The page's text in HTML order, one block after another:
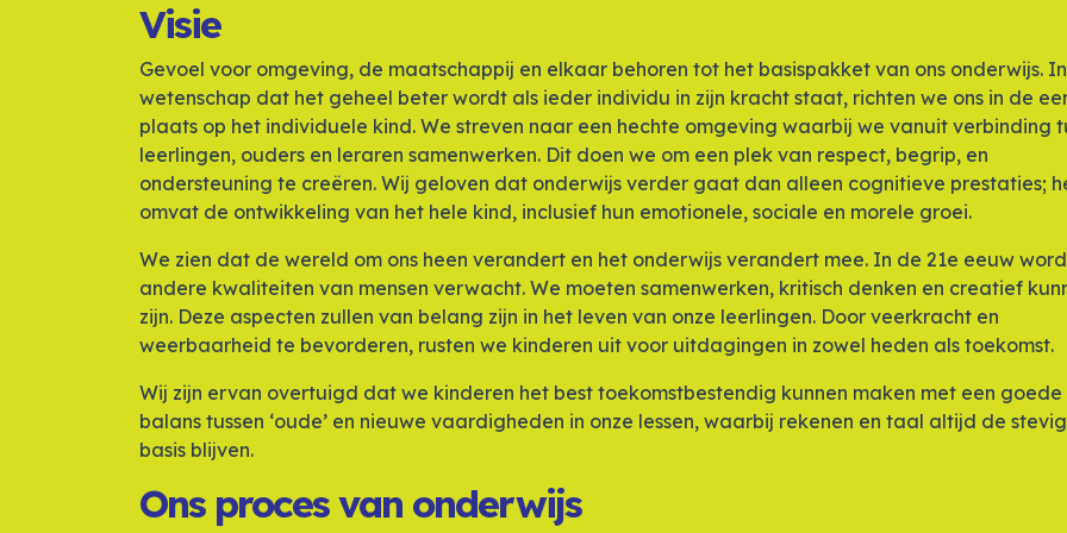
Visie
Gevoel voor omgeving, de maatschappij en elkaar behoren tot het basispakket van ons onderwijs.
wetenschap dat het geheel beter wordt als ieder individu in zijn kracht staat, richten we ons in de
plaats op het individuele kind. We streven naar een hechte omgeving waarbij we vanuit verbinding
leerlingen, ouders en leraren samenwerken. Dit doen we om een plek van respect, begrip, en
ondersteuning te creëren. Wij geloven dat onderwijs verder gaat dan alleen cognitieve prestaties;
omvat de ontwikkeling van het hele kind, inclusief hun emotionele, sociale en morele groei.
We zien dat de wereld om ons heen verandert en het onderwijs verandert mee. In de 21e eeuw
andere kwaliteiten van mensen verwacht. We moeten samenwerken, kritisch denken en creatief
zijn. Deze aspecten zullen van belang zijn in het leven van onze leerlingen. Door veerkracht en
weerbaarheid te bevorderen, rusten we kinderen uit voor uitdagingen in zowel heden als toekomst.
Wij zijn ervan overtuigd dat we kinderen het best toekomstbestendig kunnen maken met een goede
balans tussen ‘oude’ en nieuwe vaardigheden in onze lessen, waarbij rekenen en taal altijd de
basis blijven.
Ons proces van onderwijs